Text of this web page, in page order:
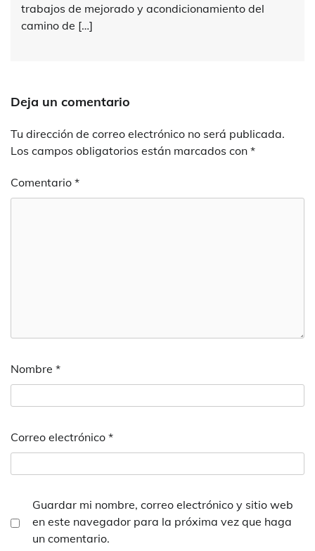
trabajos de mejorado y acondicionamiento del
camino de […]
Deja un comentario
Tu dirección de correo electrónico no será publicada.
Los campos obligatorios están marcados con *
Comentario *
Nombre *
Correo electrónico *
Guardar mi nombre, correo electrónico y sitio web
en este navegador para la próxima vez que haga
un comentario.